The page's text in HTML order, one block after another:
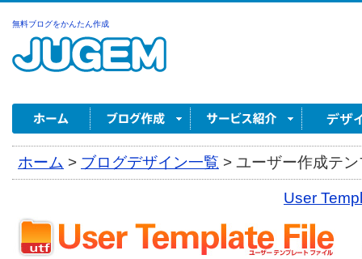
無料ブログをかんたん作成
ホーム > ブログデザイン一覧 > ユーザー作成テ
User